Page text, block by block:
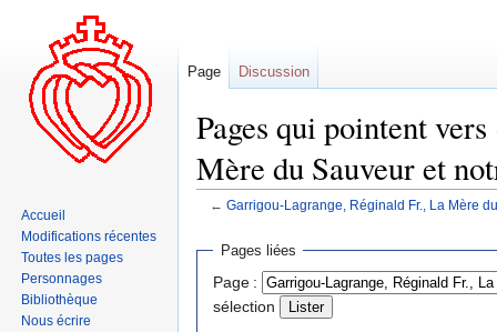
Pages qui pointent
Mère du Sauveur et
← Garrigou-Lagrange, Réginald Fr., La Mère
Aller
navigation
Aller
recherche
Pages liées
Page :
sélection
Page Discussion
Accueil
Modifications récentes
Toutes les pages
Personnages
Bibliothèque
Nous écrire